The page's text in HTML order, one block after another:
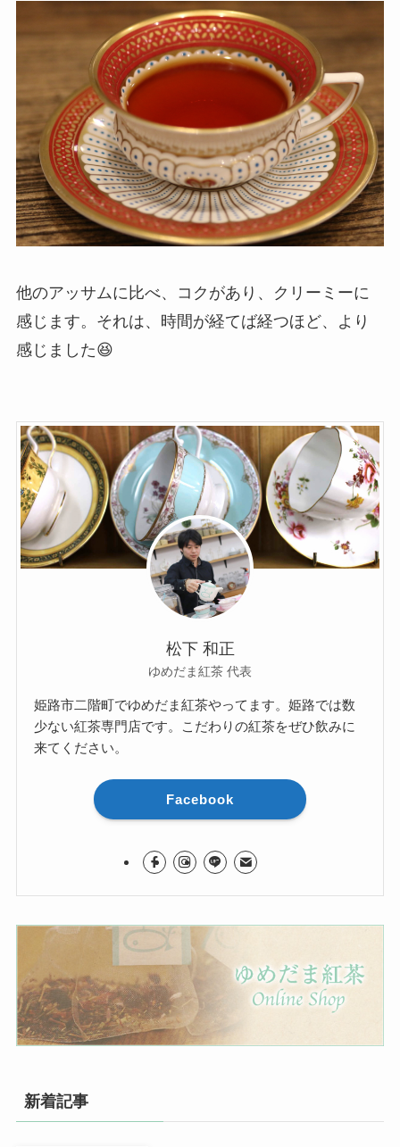
他のアッサムに比べ、コクがあり、クリーミーに
感じます。それは、時間が経てば経つほど、より
感じました😆
松下 和正
ゆめだま紅茶 代表
姫路市二階町でゆめだま紅茶やってます。姫路では数
少ない紅茶専門店です。こだわりの紅茶をぜひ飲みに
来てください。
Facebook
新着記事